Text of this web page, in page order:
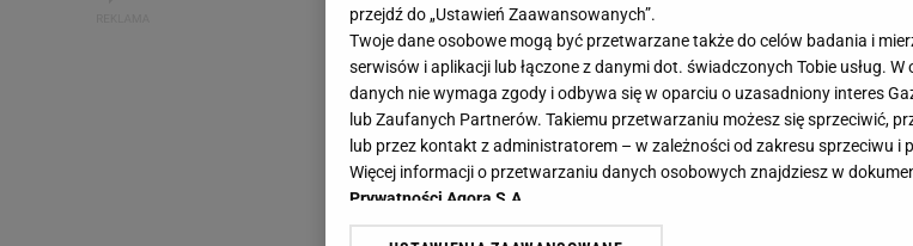
przejdź do „Ustawień Zaawansowanych”.
Twoje dane osobowe mogą być przetwarzane także do celów badania i
serwisów i aplikacji lub łączone z danymi dot. świadczonych Tobie usług.
danych nie wymaga zgody i odbywa się w oparciu o uzasadniony interes
lub Zaufanych Partnerów. Takiemu przetwarzaniu możesz się sprzeciwić,
lub przez kontakt z administratorem – w zależności od zakresu sprzeciwu i
Więcej informacji o przetwarzaniu danych osobowych znajdziesz w
Prywatności Agora S.A.